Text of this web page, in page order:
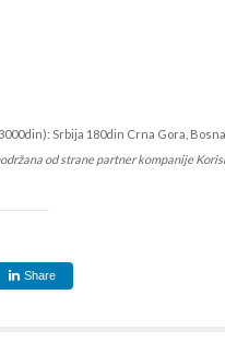
Srbija 180din Crna Gora, Bosna
od strane partner kompanije
Share